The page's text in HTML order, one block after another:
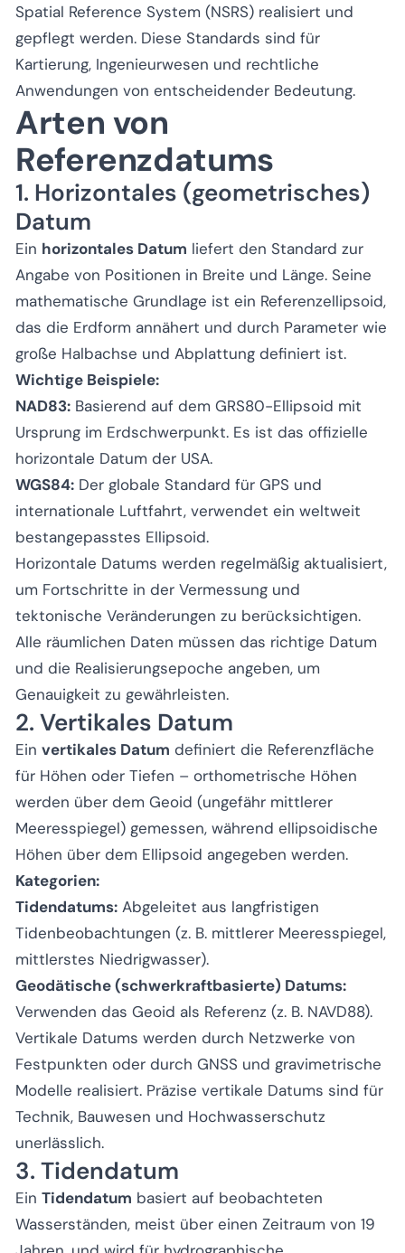
Spatial Reference System (NSRS) realisiert und
gepflegt werden. Diese Standards sind für
Kartierung, Ingenieurwesen und rechtliche
Anwendungen von entscheidender Bedeutung.
Arten von
Referenzdatums
1. Horizontales (geometrisches)
Datum
Ein horizontales Datum liefert den Standard zur
Angabe von Positionen in Breite und Länge. Seine
mathematische Grundlage ist ein Referenzellipsoid,
das die Erdform annähert und durch Parameter wie
große Halbachse und Abplattung definiert ist.
Wichtige Beispiele:
NAD83: Basierend auf dem GRS80-Ellipsoid mit
Ursprung im Erdschwerpunkt. Es ist das offizielle
horizontale Datum der USA.
WGS84: Der globale Standard für GPS und
internationale Luftfahrt, verwendet ein weltweit
bestangepasstes Ellipsoid.
Horizontale Datums werden regelmäßig aktualisiert,
um Fortschritte in der Vermessung und
tektonische Veränderungen zu berücksichtigen.
Alle räumlichen Daten müssen das richtige Datum
und die Realisierungsepoche angeben, um
Genauigkeit zu gewährleisten.
2. Vertikales Datum
Ein vertikales Datum definiert die Referenzfläche
für Höhen oder Tiefen – orthometrische Höhen
werden über dem Geoid (ungefähr mittlerer
Meeresspiegel) gemessen, während ellipsoidische
Höhen über dem Ellipsoid angegeben werden.
Kategorien:
Tidendatums: Abgeleitet aus langfristigen
Tidenbeobachtungen (z. B. mittlerer Meeresspiegel,
mittlerstes Niedrigwasser).
Geodätische (schwerkraftbasierte) Datums:
Verwenden das Geoid als Referenz (z. B. NAVD88).
Vertikale Datums werden durch Netzwerke von
Festpunkten oder durch GNSS und gravimetrische
Modelle realisiert. Präzise vertikale Datums sind für
Technik, Bauwesen und Hochwasserschutz
unerlässlich.
3. Tidendatum
Ein Tidendatum basiert auf beobachteten
Wasserständen, meist über einen Zeitraum von 19